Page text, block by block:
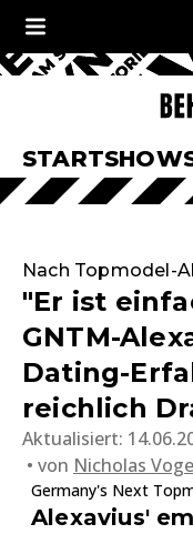
START
Nach Topmodel-
"Er ist
GNTM-
Dating-
reichlich
Aktualisiert:
von Nicholas
Germany's Next
Alexavius'